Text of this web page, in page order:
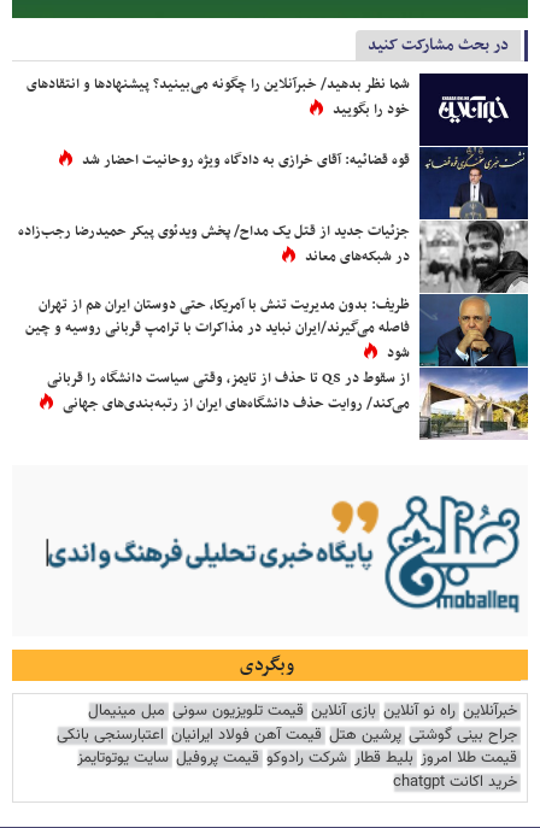
در بحث مشارکت کنید
شما نظر بدهید/ خبرآنلاین را چگونه می‌بینید؟ پیشنهادها و انتقادهای
خود را بگویید
قوه قضائیه: آقای خرازی به دادگاه ویژه روحانیت احضار شد
جزئیات جدید از قتل یک مداح/ پخش ویدئوی پیکر حمیدرضا رجب‌زاده
در شبکه‌های معاند
ظریف: بدون مدیریت تنش با آمریکا، حتی دوستان ایران هم از تهران
فاصله می‌گیرند/ایران نباید در مذاکرات با ترامپ قربانی روسیه و چین
شود
از سقوط در QS تا حذف از تایمز، وقتی سیاست دانشگاه را قربانی
می‌کند/ روایت حذف دانشگاه‌های ایران از رتبه‌بندی‌های جهانی
وبگردی
خبرآنلاین راه نو آنلاین بازی آنلاین قیمت تلویزیون سونی مبل مینیمال
جراح بینی گوشتی پرشین هتل قیمت آهن فولاد ایرانیان اعتبارسنجی بانکی
قیمت طلا امروز بلیط قطار شرکت رادوکو قیمت پروفیل سایت یوتوتایمز
خرید اکانت chatgpt